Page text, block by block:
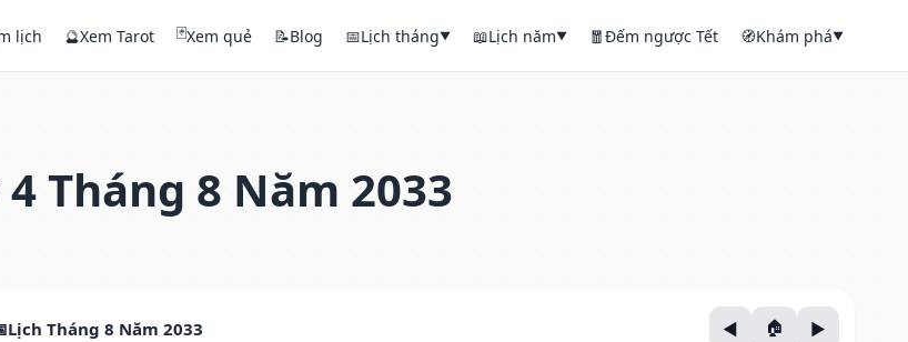
lịch 🔮Xem Tarot 🃏Xem quẻ 📝Blog 📅Lịch tháng▼ 📖Lịch năm▼ 🧧Đếm ngược Tết 🧭Khám phá▼
Tháng 8 Năm 2033
Lịch Tháng 8 Năm 2033